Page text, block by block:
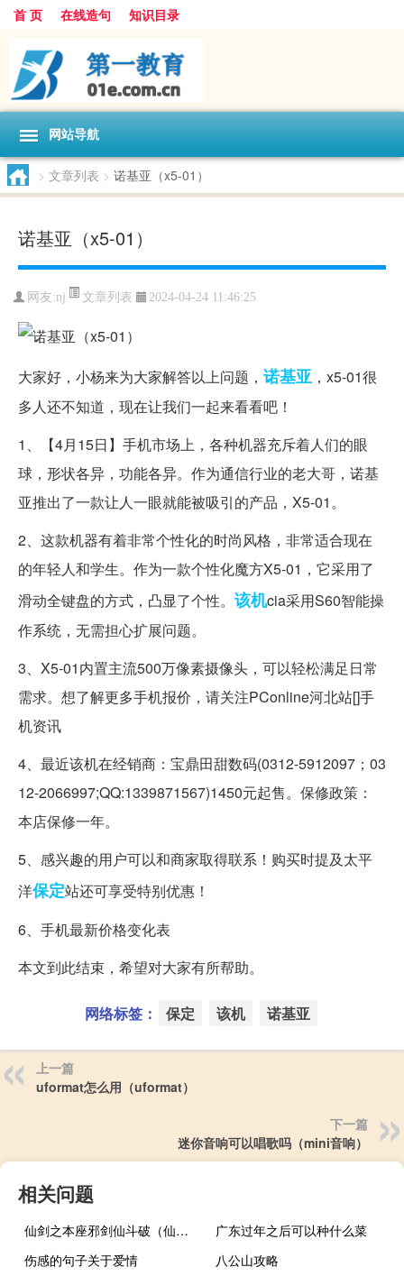
首 页 在线造句 知识目录
网站导航
> 文章列表 > 诺基亚（x5-01）
诺基亚（x5-01）
网友:nj 文章列表 2024-04-24 11:46:25
大家好，小杨来为大家解答以上问题， 诺基亚 ，x5-01很
多人还不知道，现在让我们一起来看看吧！
1、【4月15日】手机市场上，各种机器充斥着人们的眼
球，形状各异，功能各异。作为通信行业的老大哥，诺基
亚推出了一款让人一眼就能被吸引的产品，X5-01。
2、这款机器有着非常个性化的时尚风格，非常适合现在
的年轻人和学生。作为一款个性化魔方X5-01，它采用了
滑动全键盘的方式，凸显了个性。 该机cia采用S60智能操
作系统，无需担心扩展问题。
3、X5-01内置主流500万像素摄像头，可以轻松满足日常
需求。想了解更多手机报价，请关注PConline河北站[]手
机资讯
4、最近该机在经销商：宝鼎田甜数码(0312-5912097；03
12-2066997;QQ:1339871567)1450元起售。保修政策：
本店保修一年。
5、感兴趣的用户可以和商家取得联系！购买时提及太平
洋保定站还可享受特别优惠！
6、手机最新价格变化表
本文到此结束，希望对大家有所帮助。
网络标签： 保定 该机 诺基亚
上一篇
uformat怎么用（uformat）
下一篇
迷你音响可以唱歌吗（mini音响）
相关问题
仙剑之本座邪剑仙斗破（仙剑之本座邪剑仙）
广东过年之后可以种什么菜
伤感的句子关于爱情
八公山攻略